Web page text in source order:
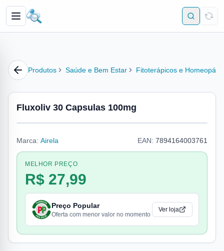
Produtos Saúde e Bem Estar Fitoterápicos e
Fluxoliv 30 Capsulas 100mg
Marca: Airela EAN: 7894164003761
MELHOR PREÇO
R$ 27,99
Preço Popular
Oferta com menor valor no momento
Ver loja